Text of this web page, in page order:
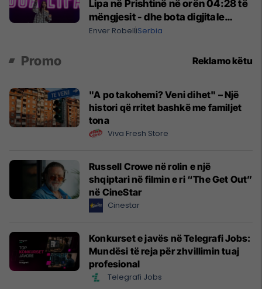
Lipa në Prishtinë në orën 04:28 të
mëngjesit - dhe bota digjitale
serbe shpall gjendjen e luftës
Enver RobelliSerbia
Promo Reklamo këtu
"A po takohemi? Veni dihet" – Një
histori që rritet bashkë me familjet
tona
Viva Fresh Store
Russell Crowe në rolin e një
shqiptari në filmin e ri “The Get Out”
në CineStar
Cinestar
Konkurset e javës në Telegrafi Jobs:
Mundësi të reja për zhvillimin tuaj
profesional
Telegrafi Jobs